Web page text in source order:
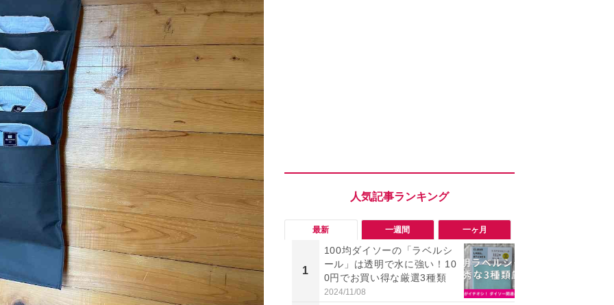
最新 一週間 一ヶ月
1
100均ダイソーの「ラベルシ
ール」は透明で水に強い！10
0円でお買い得な厳選3種類
2024/11/08